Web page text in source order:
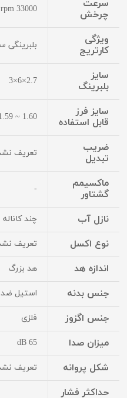
سرعت
چرخش
33000 rpm
ویژگی
کارتریج
بلبرینگی
سایز
بلبرینگ
2.7×6×3
سایز فرز
قابل استفاده
1.60 ~ 1.59 * 23 ~ 21 mm
ضریب
تبدیل
تعریف
ماکسیمم
گشتاور
-
نازل آب چند کاناله
نوع اکسل تعریف
اندازه هد هد بزرگ
جنس بدنه استیل
جنس اگزوز فلزی
میزان صدا 65 dB
شکل پروانه تعریف
حداکثر فشار